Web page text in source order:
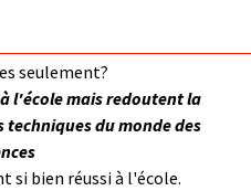
seulement?
l'école mais redoutent la
du monde des
si bien réussi à l'école.